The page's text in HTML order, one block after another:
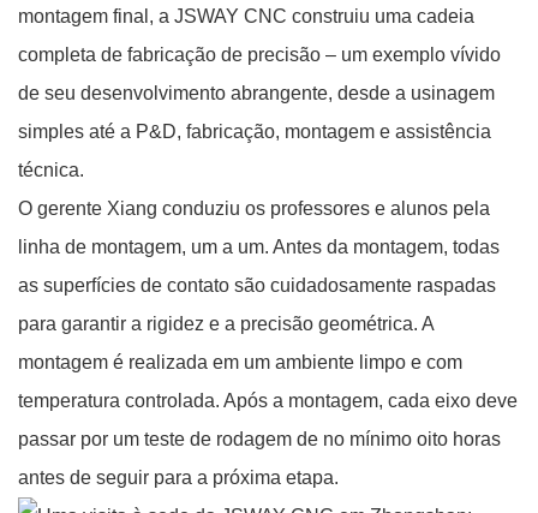
montagem final, a JSWAY CNC construiu uma cadeia
completa de fabricação de precisão – um exemplo vívido
de seu desenvolvimento abrangente, desde a usinagem
simples até a P&D, fabricação, montagem e assistência
técnica.
O gerente Xiang conduziu os professores e alunos pela
linha de montagem, um a um. Antes da montagem, todas
as superfícies de contato são cuidadosamente raspadas
para garantir a rigidez e a precisão geométrica. A
montagem é realizada em um ambiente limpo e com
temperatura controlada. Após a montagem, cada eixo deve
passar por um teste de rodagem de no mínimo oito horas
antes de seguir para a próxima etapa.